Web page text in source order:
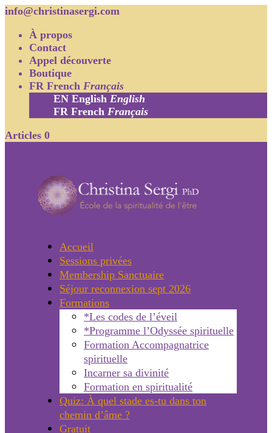
info@christinasergi.com
À propos
Contact
Appel découverte
Boutique
FR French Français
EN English English
FR French Français
Articles 0
Accueil
Sessions privées
Membership Sanctuaire
Séjour reconnexion sept 2026
Formations
*Les codes de l’éveil
*Programme l’Odyssée spirituelle
Formation Accompagnatrice
spirituelle
Incarner sa divinité
Formation en spiritualité
Quiz: À quel stade es-tu dans ton
chemin d’âme ?
Gratuit